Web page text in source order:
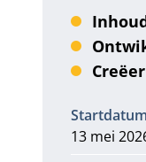
Informatie
Startdatum
13 mei